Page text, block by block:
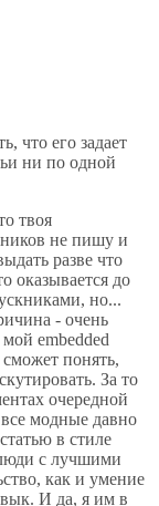
что его задает
ни по одной
твоя
не пишу и
разве что
оказывается до
но...
- очень
embedded
понять,
За то
очередной
модные давно
в стиле
с лучшими
как и умение
И да, я им в